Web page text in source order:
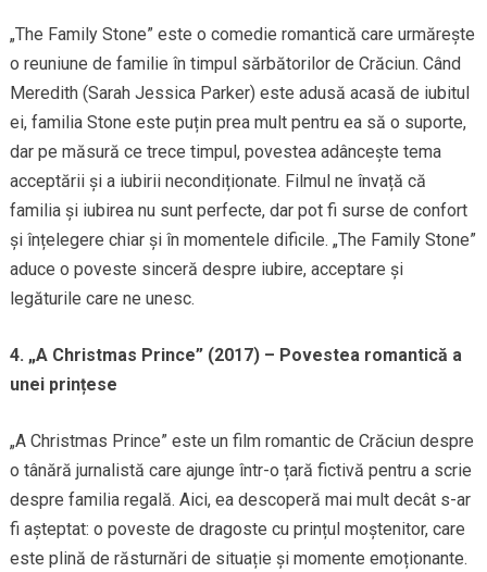
„The Family Stone” este o comedie romantică care urmărește
o reuniune de familie în timpul sărbătorilor de Crăciun. Când
Meredith (Sarah Jessica Parker) este adusă acasă de iubitul
ei, familia Stone este puțin prea mult pentru ea să o suporte,
dar pe măsură ce trece timpul, povestea adâncește tema
acceptării și a iubirii necondiționate. Filmul ne învață că
familia și iubirea nu sunt perfecte, dar pot fi surse de confort
și înțelegere chiar și în momentele dificile. „The Family Stone”
aduce o poveste sinceră despre iubire, acceptare și
legăturile care ne unesc.
4. „A Christmas Prince” (2017) – Povestea romantică a
unei prințese
„A Christmas Prince” este un film romantic de Crăciun despre
o tânără jurnalistă care ajunge într-o țară fictivă pentru a scrie
despre familia regală. Aici, ea descoperă mai mult decât s-ar
fi așteptat: o poveste de dragoste cu prințul moștenitor, care
este plină de răsturnări de situație și momente emoționante.